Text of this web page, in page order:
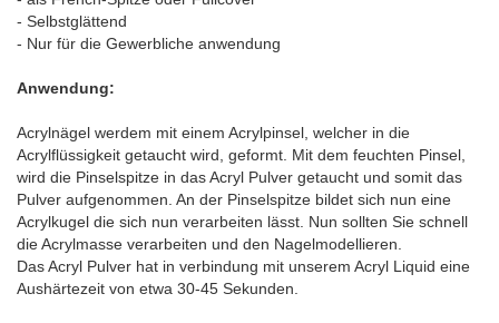
- Selbstglättend
- Nur für die Gewerbliche anwendung
Anwendung:
Acrylnägel werdem mit einem Acrylpinsel, welcher in die
Acrylflüssigkeit getaucht wird, geformt. Mit dem feuchten Pinsel,
wird die Pinselspitze in das Acryl Pulver getaucht und somit das
Pulver aufgenommen. An der Pinselspitze bildet sich nun eine
Acrylkugel die sich nun verarbeiten lässt. Nun sollten Sie schnell
die Acrylmasse verarbeiten und den Nagelmodellieren.
Das Acryl Pulver hat in verbindung mit unserem Acryl Liquid eine
Aushärtezeit von etwa 30-45 Sekunden.